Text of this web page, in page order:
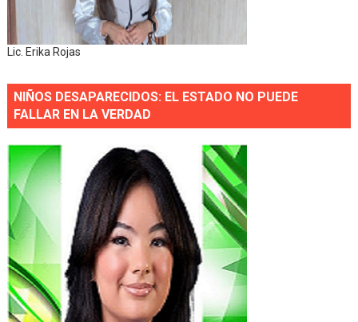
Lic. Erika Rojas
NIÑOS DESAPARECIDOS: EL ESTADO NO PUEDE
FALLAR EN LA VERDAD